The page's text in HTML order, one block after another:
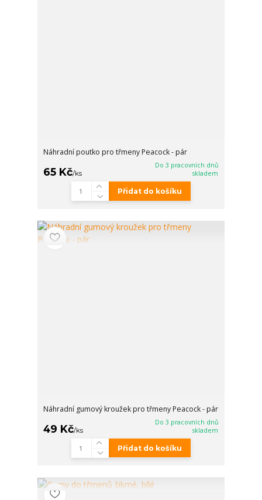
Náhradní poutko pro třmeny Peacock - pár
65 Kč/ks
Do 3 pracovních dnů
skladem
Přidat do košíku
Náhradní gumový kroužek pro třmeny Peacock - pár
49 Kč/ks
Do 3 pracovních dnů
skladem
Přidat do košíku